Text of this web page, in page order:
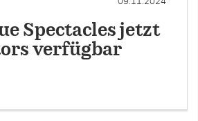
Spectacles jetzt
verfügbar